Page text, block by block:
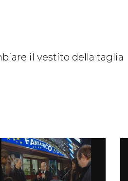
il vestito della taglia